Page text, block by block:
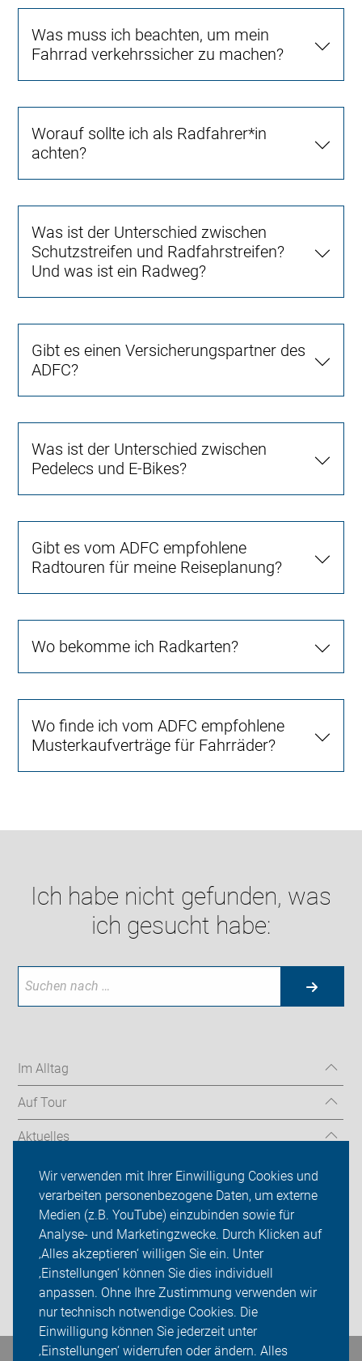
Wir verwenden mit Ihrer Einwilligung Cookies und
verarbeiten personenbezogene Daten, um externe
Medien (z.B. YouTube) einzubinden sowie für
Analyse- und Marketingzwecke. Durch Klicken auf
‚Alles akzeptieren‘ willigen Sie ein. Unter
‚Einstellungen‘ können Sie dies individuell
anpassen. Ohne Ihre Zustimmung verwenden wir
nur technisch notwendige Cookies. Die
Einwilligung können Sie jederzeit unter
‚Einstellungen‘ widerrufen oder ändern. Alles
Was muss ich beachten, um mein
Fahrrad verkehrssicher zu machen?
Worauf sollte ich als Radfahrer*in
achten?
Was ist der Unterschied zwischen
Schutzstreifen und Radfahrstreifen?
Und was ist ein Radweg?
Gibt es einen Versicherungspartner des
ADFC?
Was ist der Unterschied zwischen
Pedelecs und E-Bikes?
Gibt es vom ADFC empfohlene
Radtouren für meine Reiseplanung?
Wo bekomme ich Radkarten?
Wo finde ich vom ADFC empfohlene
Musterkaufverträge für Fahrräder?
Ich habe nicht gefunden, was
ich gesucht habe:
Im Alltag
Auf Tour
Aktuelles
Über uns
Mitgliedschaft
Fachwissen
Presse
Login